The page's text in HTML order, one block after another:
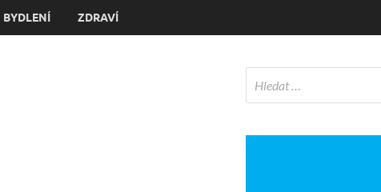
BYDLENÍ ZDRAVÍ